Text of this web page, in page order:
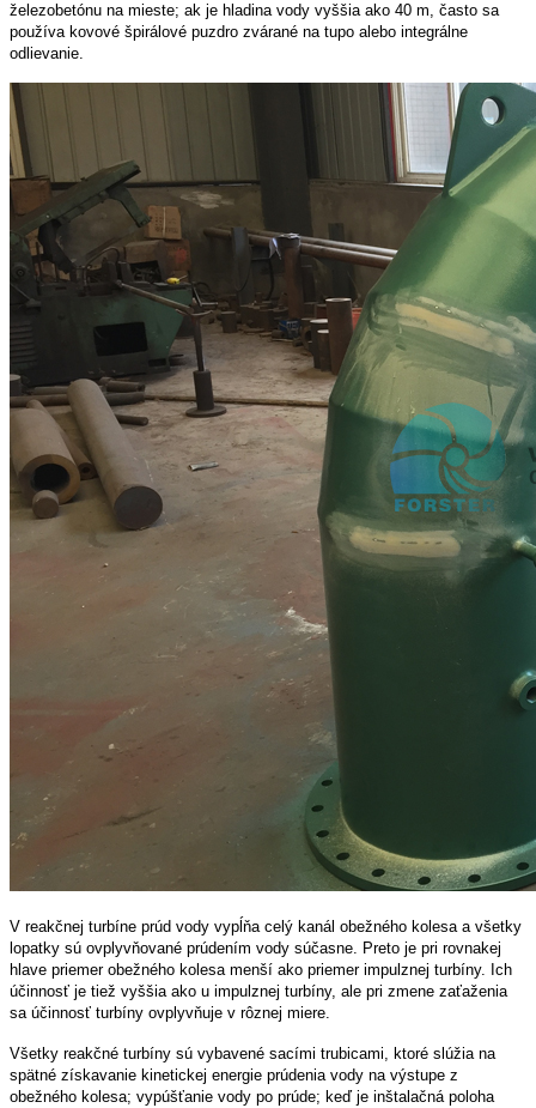
železobetónu na mieste; ak je hladina vody vyššia ako 40 m, často sa
používa kovové špirálové puzdro zvárané na tupo alebo integrálne
odlievanie.
V reakčnej turbíne prúd vody vypĺňa celý kanál obežného kolesa a všetky
lopatky sú ovplyvňované prúdením vody súčasne. Preto je pri rovnakej
hlave priemer obežného kolesa menší ako priemer impulznej turbíny. Ich
účinnosť je tiež vyššia ako u impulznej turbíny, ale pri zmene zaťaženia
sa účinnosť turbíny ovplyvňuje v rôznej miere.
Všetky reakčné turbíny sú vybavené sacími trubicami, ktoré slúžia na
spätné získavanie kinetickej energie prúdenia vody na výstupe z
obežného kolesa; vypúšťanie vody po prúde; keď je inštalačná poloha